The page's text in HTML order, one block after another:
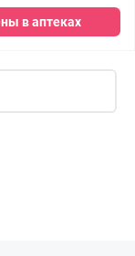
в аптеках